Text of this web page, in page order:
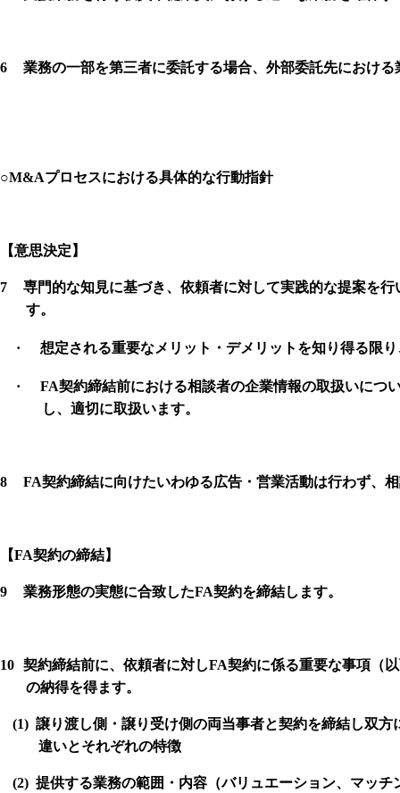
6 業務の一部を第三者に委託する場合、外部委託先におけ
○M&Aプロセスにおける具体的な行動指針
【意思決定】
7
専門的な知見に基づき、依頼者に対して実践的な提案を行
す。
· 想定される重要なメリット・デメリットを知り得る限
· FA契約締結前における相談者の企業情報の取扱いにつ
し、適切に取扱います。
8 FA契約締結に向けたいわゆる広告・営業活動は行わず、
【FA契約の締結】
9 業務形態の実態に合致したFA契約を締結します。
10 契約締結前に、依頼者に対しFA契約に係る重要な事項（
の納得を得ます。
(1) 譲り渡し側・譲り受け側の両当事者と契約を締結し双
違いとそれぞれの特徴
(2) 提供する業務の範囲・内容 （バリュエーション、マッ